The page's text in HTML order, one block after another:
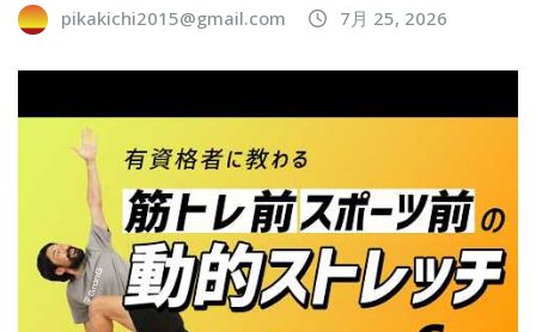
pikakichi2015@gmail.com 7月 25, 2026